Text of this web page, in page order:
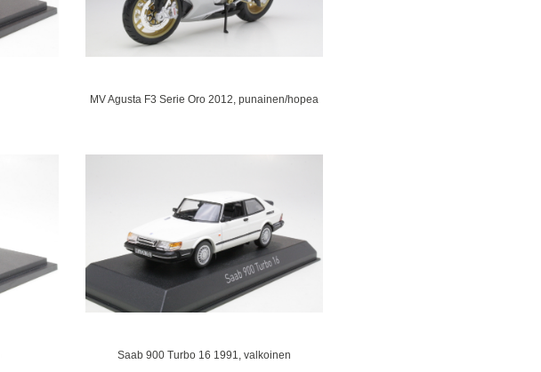
MV Agusta F3 Serie Oro 2012, punainen/hopea
Saab 900 Turbo 16 1991, valkoinen